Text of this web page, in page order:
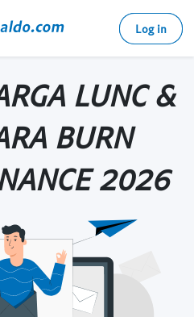
Log in
LUNC &
BURN
2026